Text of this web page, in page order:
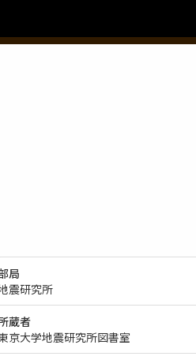
局
震研究所
蔵者
京大学地震研究所図書室